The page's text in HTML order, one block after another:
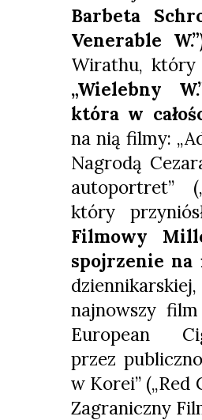
Barbeta
Venerable
Wirathu, który
„Wielebny
która w
na nią filmy:
Nagrodą
autoportret”
który
Filmowy
spojrzenie na
najnowszy
European
przez
w Korei” („Red
Zagraniczny